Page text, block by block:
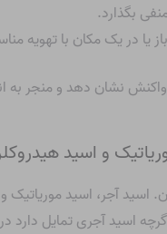
بگذارد.
یا در یک مکان با تهویه
واکنش نشان دهد و منجر
و اسید
اسید آجر، اسید موریاتیک و
معمولاً 36٪، 30٪ و 10٪ – اگرچه